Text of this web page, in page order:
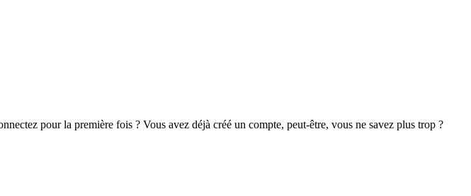
pour la première fois ? Vous avez déjà créé un compte, peut-être, vous ne savez plus trop ?